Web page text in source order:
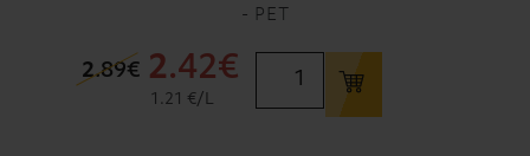
- PET
2.89€ 2.42€
1.21 €/L